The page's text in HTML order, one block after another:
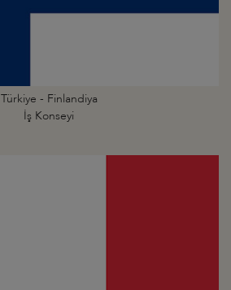
Türkiye - Finlandiya
İş Konseyi